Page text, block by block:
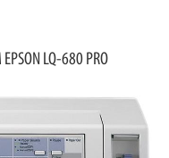
LQ-680 PRO